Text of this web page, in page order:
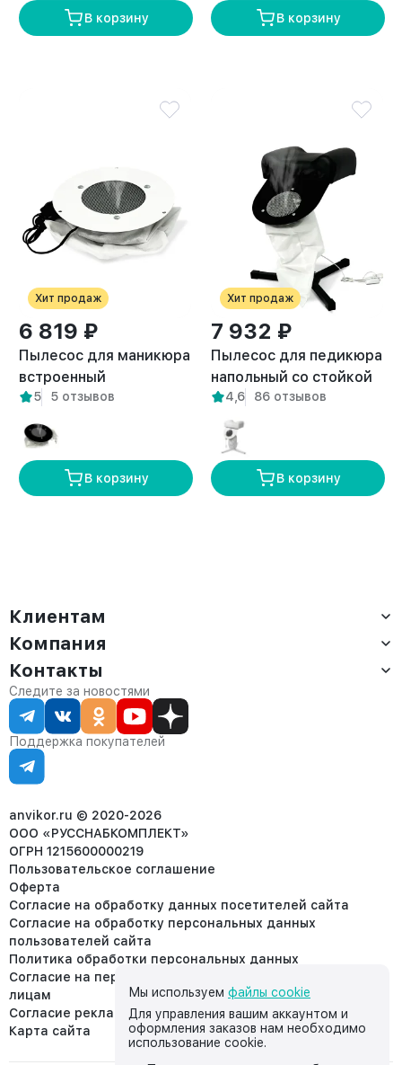
В корзину В корзину
Хит продаж
6 819 ₽
Пылесос для маникюра
встроенный
встраиваемый Pure
белый
5 5 отзывов
В корзину
Хит продаж
7 932 ₽
Пылесос для педикюра
напольный со стойкой
Breeze черный
4,6 86 отзывов
В корзину
Клиентам
Доставка
Оплата
Сервис
Статус заказа
Статьи
Компания
О компании
Контакты
Партнёрам
Контакты
Отдел продаж:
8 (800) 234-22-62
corp@anvikor.ru
Ежедневно, с 7:00-19:00 (МСК)
Отдел рекламации:
8 (953) 455-25-61
Следите за новостями
Поддержка покупателей
anvikor.ru © 2020-2026
ООО «РУССНАБКОМПЛЕКТ»
ОГРН 1215600000219
Пользовательское соглашение
Оферта
Согласие на обработку данных посетителей сайта
Согласие на обработку персональных данных
пользователей сайта
Политика обработки персональных данных
Согласие на передачу персональных данных третьим
лицам
Согласие реклама
Карта сайта
Мы используем файлы cookie
Для управления вашим аккаунтом и
оформления заказов нам необходимо
использование cookie.